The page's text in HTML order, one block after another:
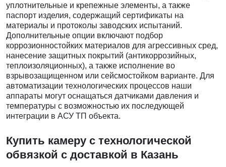
уплотнительные и крепежные элементы, а также
паспорт изделия, содержащий сертификаты на
материалы и протоколы заводских испытаний.
Дополнительные опции включают подбор
коррозионностойких материалов для агрессивных сред,
нанесение защитных покрытий (антикоррозийных,
теплоизоляционных), а также исполнение во
взрывозащищенном или сейсмостойком варианте. Для
автоматизации технологических процессов наши
аппараты могут оснащаться датчиками давления и
температуры с возможностью их последующей
интеграции в АСУ ТП объекта.
Купить камеру с технологической
обвязкой c доставкой в Казань